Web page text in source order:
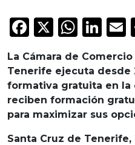
Facebook
X
La Cámara de
Tenerife ejecuta desde
formativa gratuita en la
reciben formación
para maximizar sus
Santa Cruz de